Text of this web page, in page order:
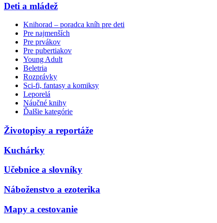
Deti a mládež
Knihorad – poradca kníh pre deti
Pre najmenších
Pre prvákov
Pre pubertiakov
Young Adult
Beletria
Rozprávky
Sci-fi, fantasy a komiksy
Leporelá
Náučné knihy
Ďalšie kategórie
Životopisy a reportáže
Kuchárky
Učebnice a slovníky
Náboženstvo a ezoterika
Mapy a cestovanie